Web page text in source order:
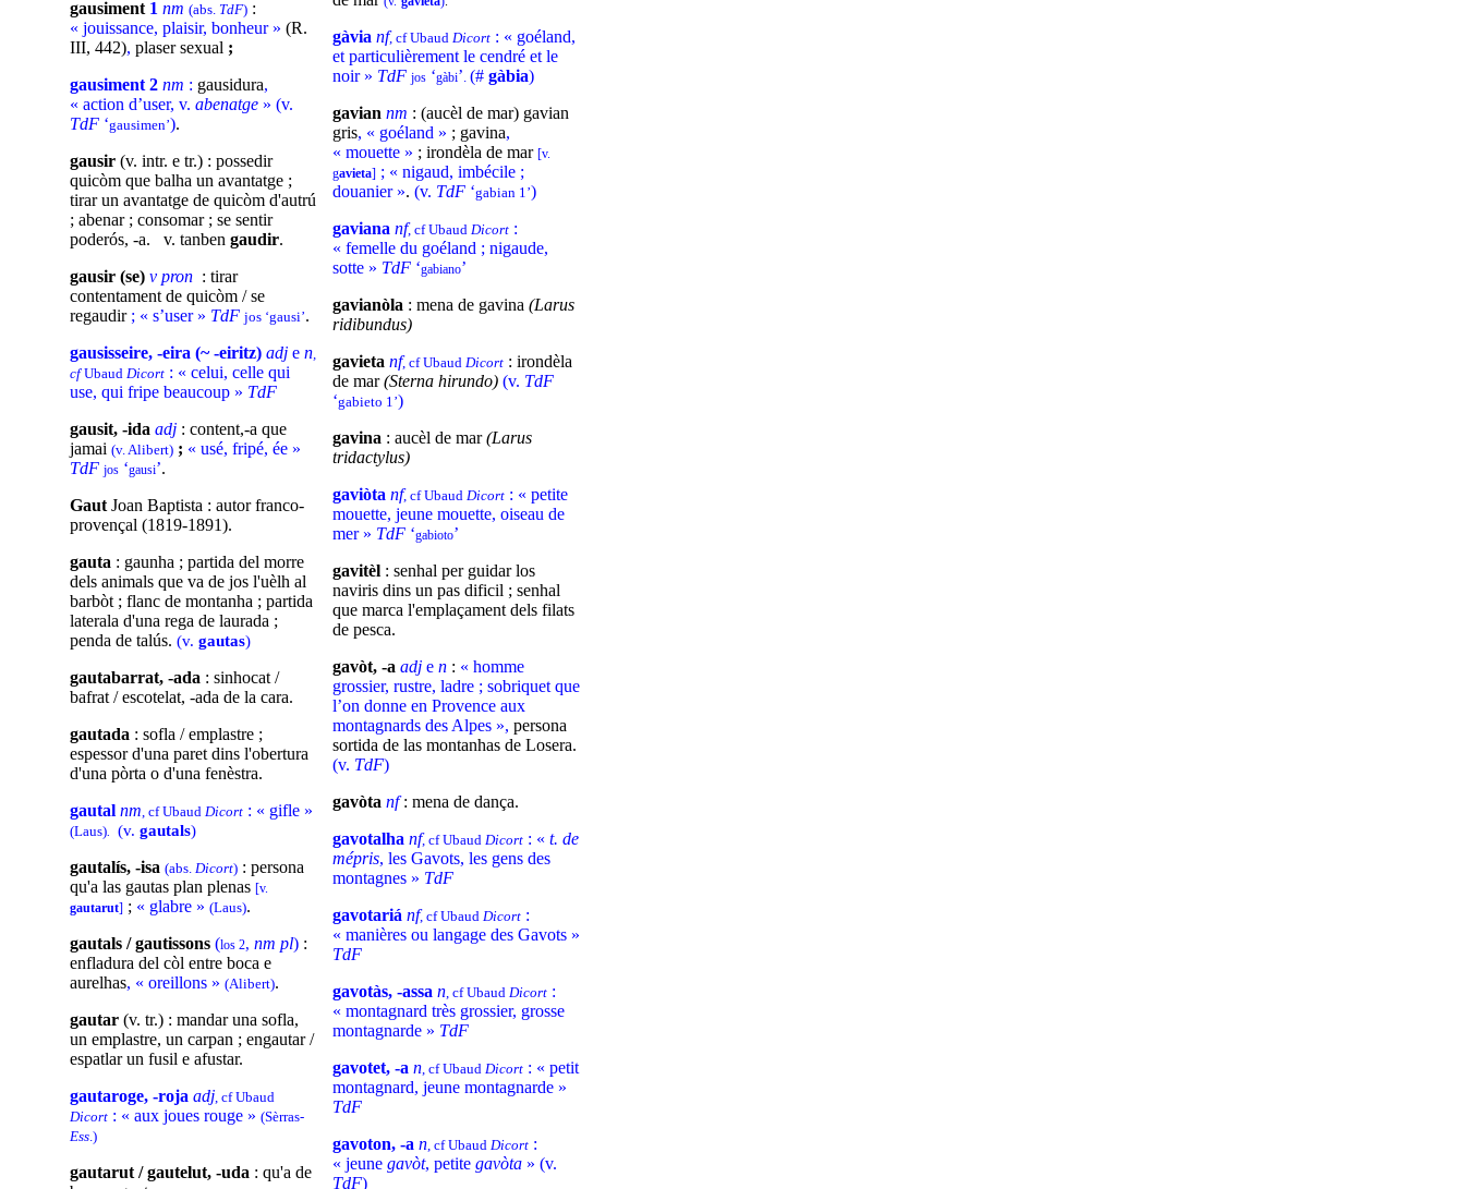
gausiment 1 nm (abs. TdF) :
« jouissance, plaisir, bonheur » (R.
III, 442), plaser sexual ;
gausiment 2 nm : gausidura,
« action d’user, v. abenatge » (v.
TdF ‘gausimen’).
gausir (v. intr. e tr.) : possedir
quicòm que balha un avantatge ;
tirar un avantatge de quicòm d'autrú
; abenar ; consomar ; se sentir
poderós, -a. v. tanben gaudir.
gausir (se) v pron : tirar
contentament de quicòm / se
regaudir; « s’user » TdF jos ‘gausi’.
gausisseire, -eira (~ -eiritz) adj e n,
cfUbaud Dicort : « celui, celle qui
use, qui fripe beaucoup » TdF
gausit, -ida adj : content,-a que
jamai (v. Alibert) ; « usé, fripé, ée »
TdF jos ‘gausi’.
Gaut Joan Baptista : autor franco-
provençal (1819-1891).
gauta : gaunha ; partida del morre
dels animals que va de jos l'uèlh al
barbòt ; flanc de montanha ; partida
laterala d'una rega de laurada ;
penda de talús. (v. gautas)
gautabarrat, -ada : sinhocat /
bafrat / escotelat, -ada de la cara.
gautada : sofla / emplastre ;
espessor d'una paret dins l'obertura
d'una pòrta o d'una fenèstra.
gautal nm, cf Ubaud Dicort : « gifle »
(Laus). (v. gautals)
gautalís, -isa (abs. Dicort) : persona
qu'a las gautas plan plenas [v.
gautarut] ; « glabre » (Laus).
gautals / gautissons (los 2, nm pl) :
enfladura del còl entre boca e
aurelhas, « oreillons » (Alibert).
gautar (v. tr.) : mandar una sofla,
un emplastre, un carpan ; engautar /
espatlar un fusil e afustar.
gautaroge, -roja adj, cf Ubaud
Dicort : « aux joues rouge » (Sèrras-
Ess.)
gautarut / gautelut, -uda : qu'a de
gàvia nf, cf Ubaud Dicort : « goéland,
et particulièrement le cendré et le
noir » TdF jos ‘gàbi’. (# gàbia)
gavian nm : (aucèl de mar) gavian
gris, « goéland » ; gavina,
« mouette » ; irondèla de mar [v.
gavieta] ; « nigaud, imbécile ;
douanier ». (v. TdF ‘gabian 1’)
gaviana nf, cf Ubaud Dicort :
« femelle du goéland ; nigaude,
sotte » TdF ‘gabiano’
gavianòla : mena de gavina (Larus
ridibundus)
gavieta nf, cf Ubaud Dicort : irondèla
de mar(Sterna hirundo) (v. TdF
‘gabieto 1’)
gavina : aucèl de mar(Larus
tridactylus)
gaviòta nf, cf Ubaud Dicort : « petite
mouette, jeune mouette, oiseau de
mer » TdF ‘gabioto’
gavitèl : senhal per guidar los
naviris dins un pas dificil ; senhal
que marca l'emplaçament dels filats
de pesca.
gavòt, -a adj e n : « homme
grossier, rustre, ladre ; sobriquet que
l’on donne en Provence aux
montagnards des Alpes », persona
sortida de las montanhas de Losera.
(v. TdF)
gavòta nf: mena de dança.
gavotalha nf, cf Ubaud Dicort : « t. de
mépris, les Gavots, les gens des
montagnes » TdF
gavotariá nf, cf Ubaud Dicort :
« manières ou langage des Gavots »
TdF
gavotàs, -assa n, cf Ubaud Dicort :
« montagnard très grossier, grosse
montagnarde » TdF
gavotet, -a n, cf Ubaud Dicort : « petit
montagnard, jeune montagnarde »
TdF
gavoton, -a n, cf Ubaud Dicort :
« jeune gavòt, petite gavòta » (v.
TdF)